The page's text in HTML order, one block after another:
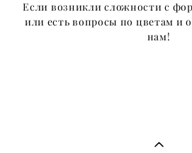
Если возникли сложности с
или есть вопросы по цветам и
нам!